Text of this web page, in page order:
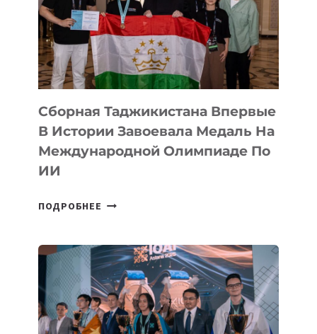
ФИЛЬМ
TENGRIDA:
CYBER
STEPPE
Сборная Таджикистана Впервые
В Истории Завоевала Медаль На
Международной Олимпиаде По
ИИ
ПОДРОБНЕЕ СБОРНАЯ
В
ИСТОРИИ
ЗАВОЕВАЛА
МЕДАЛЬ
НА